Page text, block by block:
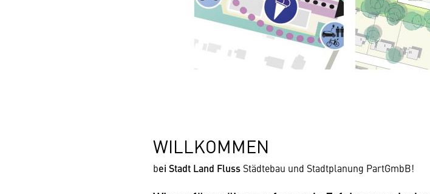
WILLKOMMEN
bei Stadt Land Fluss Städtebau und Stadtplanung PartGmbB!